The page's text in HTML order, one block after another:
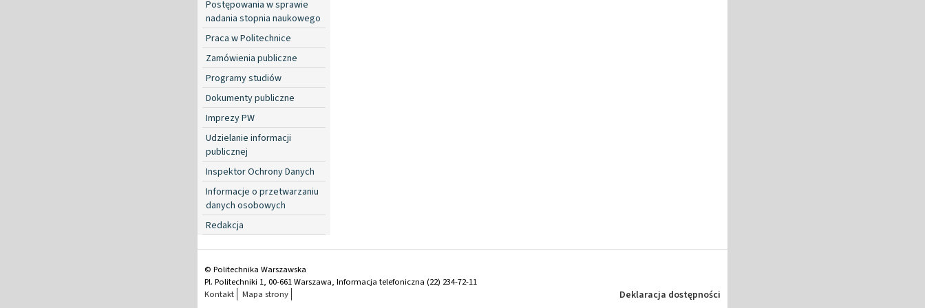
Postępowania w sprawie
nadania stopnia naukowego
Praca w Politechnice
Zamówienia publiczne
Programy studiów
Dokumenty publiczne
Imprezy PW
Udzielanie informacji
publicznej
Inspektor Ochrony Danych
Informacje o przetwarzaniu
danych osobowych
Redakcja
© Politechnika Warszawska
Pl. Politechniki 1, 00-661 Warszawa, Informacja telefoniczna (22) 234-72-11
Kontakt
Mapa strony Deklaracja dostępności